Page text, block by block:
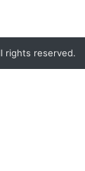
rights reserved.